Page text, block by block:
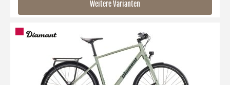
Weitere Varianten